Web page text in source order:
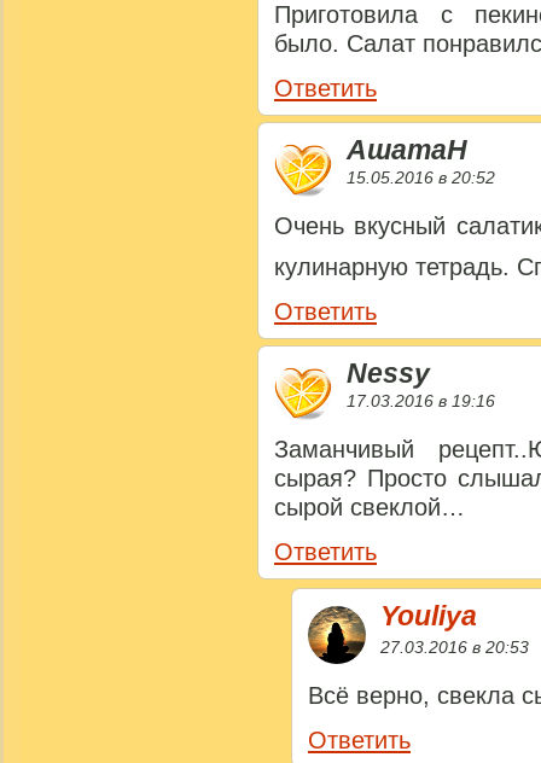
Приготовила с
было. Салат
Ответить
АшатаН
15.05.2016 в 20:52
Очень вкусный
кулинарную тетрадь.
Ответить
Nessy
17.03.2016 в 19:16
Заманчивый
сырая? Просто
сырой свеклой…
Ответить
Youliya
27.03.2016 в 20:53
Всё верно, свекла
Ответить